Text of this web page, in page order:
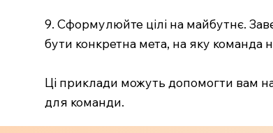
9. Сформулюйте цілі на майбутнє.
бути конкретна мета, на яку команда
Ці приклади можуть допомогти вам
для команди.